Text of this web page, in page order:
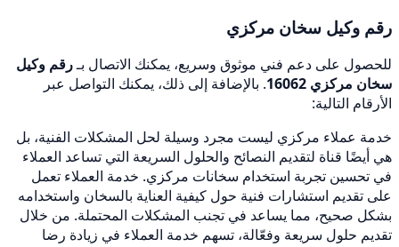
رقم وكيل سخان مركزي
للحصول على دعم فني موثوق وسريع، يمكنك الاتصال بـرقم وكيل
سخان مركزي 16062
. بالإضافة إلى ذلك، يمكنك التواصل عبر
الأرقام التالية:
خدمة عملاء مركزي ليست مجرد وسيلة لحل المشكلات الفنية، بل
هي أيضًا قناة لتقديم النصائح والحلول السريعة التي تساعد العملاء
في تحسين تجربة استخدام سخانات مركزي. خدمة العملاء تعمل
على تقديم استشارات فنية حول كيفية العناية بالسخان واستخدامه
بشكل صحيح، مما يساعد في تجنب المشكلات المحتملة. من خلال
تقديم حلول سريعة وفعّالة، تسهم خدمة العملاء في زيادة رضا